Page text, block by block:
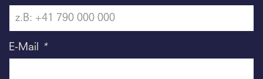
E-Mail *